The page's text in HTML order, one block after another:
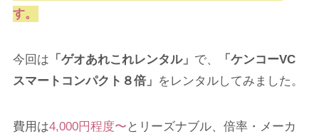
す。
今回は 「ゲオあれこれレンタル」 で、
「ケンコーVC
スマートコンパクト８倍」 をレンタルしてみました。
費用は4,000円程度〜 とリーズナブル、倍率・メーカ